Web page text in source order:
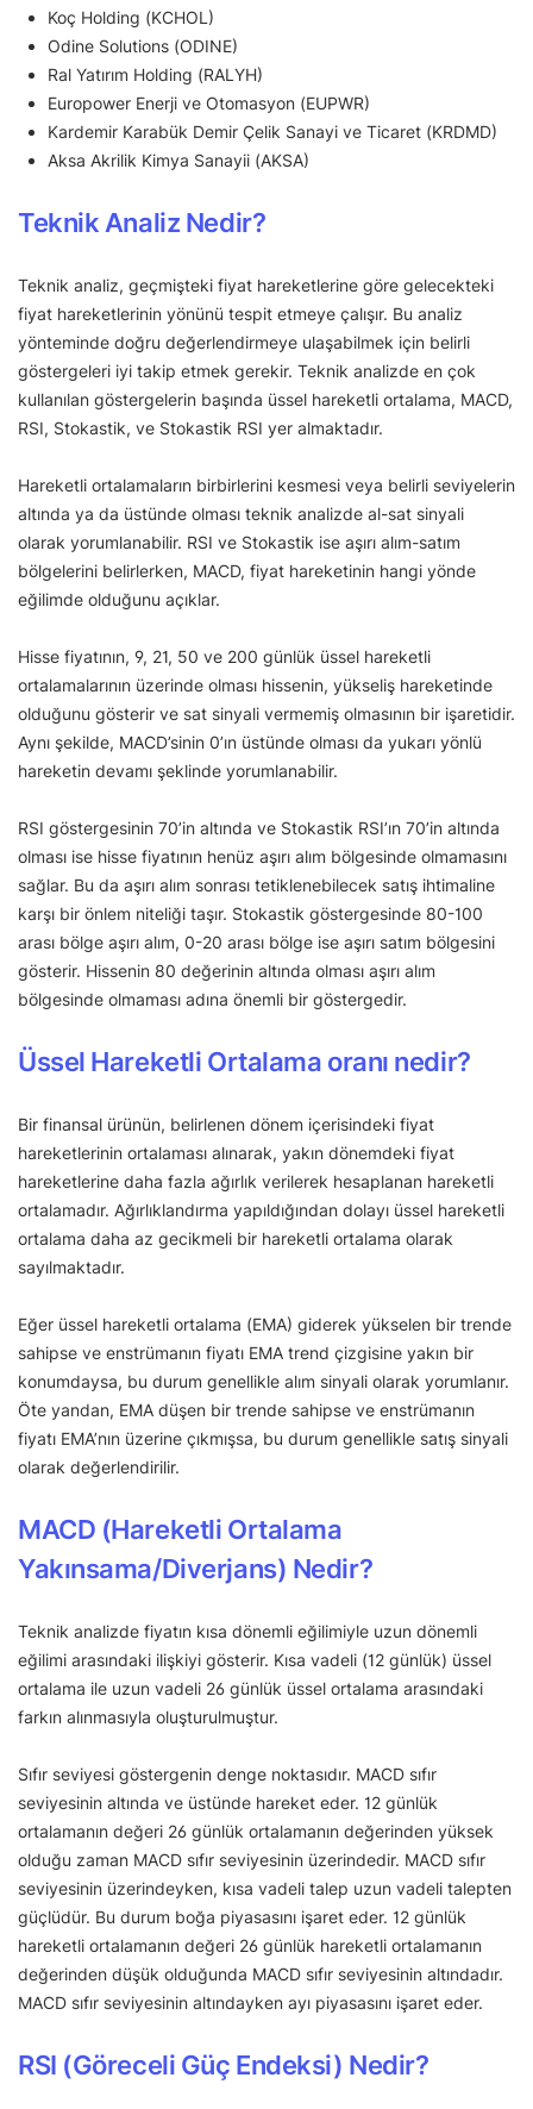
Koç Holding (KCHOL)
Odine Solutions (ODINE)
Ral Yatırım Holding (RALYH)
Europower Enerji ve Otomasyon (EUPWR)
Kardemir Karabük Demir Çelik Sanayi ve Ticaret (KRDMD)
Aksa Akrilik Kimya Sanayii (AKSA)
Teknik Analiz Nedir?
Teknik analiz, geçmişteki fiyat hareketlerine göre gelecekteki
fiyat hareketlerinin yönünü tespit etmeye çalışır. Bu analiz
yönteminde doğru değerlendirmeye ulaşabilmek için belirli
göstergeleri iyi takip etmek gerekir. Teknik analizde en çok
kullanılan göstergelerin başında üssel hareketli ortalama, MACD,
RSI, Stokastik, ve Stokastik RSI yer almaktadır.
Hareketli ortalamaların birbirlerini kesmesi veya belirli seviyelerin
altında ya da üstünde olması teknik analizde al-sat sinyali
olarak yorumlanabilir. RSI ve Stokastik ise aşırı alım-satım
bölgelerini belirlerken, MACD, fiyat hareketinin hangi yönde
eğilimde olduğunu açıklar.
Hisse fiyatının, 9, 21, 50 ve 200 günlük üssel hareketli
ortalamalarının üzerinde olması hissenin, yükseliş hareketinde
olduğunu gösterir ve sat sinyali vermemiş olmasının bir işaretidir.
Aynı şekilde, MACD’sinin 0’ın üstünde olması da yukarı yönlü
hareketin devamı şeklinde yorumlanabilir.
RSI göstergesinin 70’in altında ve Stokastik RSI’ın 70’in altında
olması ise hisse fiyatının henüz aşırı alım bölgesinde olmamasını
sağlar. Bu da aşırı alım sonrası tetiklenebilecek satış ihtimaline
karşı bir önlem niteliği taşır. Stokastik göstergesinde 80-100
arası bölge aşırı alım, 0-20 arası bölge ise aşırı satım bölgesini
gösterir. Hissenin 80 değerinin altında olması aşırı alım
bölgesinde olmaması adına önemli bir göstergedir.
Üssel Hareketli Ortalama oranı nedir?
Bir finansal ürünün, belirlenen dönem içerisindeki fiyat
hareketlerinin ortalaması alınarak, yakın dönemdeki fiyat
hareketlerine daha fazla ağırlık verilerek hesaplanan hareketli
ortalamadır. Ağırlıklandırma yapıldığından dolayı üssel hareketli
ortalama daha az gecikmeli bir hareketli ortalama olarak
sayılmaktadır.
Eğer üssel hareketli ortalama (EMA) giderek yükselen bir trende
sahipse ve enstrümanın fiyatı EMA trend çizgisine yakın bir
konumdaysa, bu durum genellikle alım sinyali olarak yorumlanır.
Öte yandan, EMA düşen bir trende sahipse ve enstrümanın
fiyatı EMA’nın üzerine çıkmışsa, bu durum genellikle satış sinyali
olarak değerlendirilir.
MACD (Hareketli Ortalama
Yakınsama/Diverjans) Nedir?
Teknik analizde fiyatın kısa dönemli eğilimiyle uzun dönemli
eğilimi arasındaki ilişkiyi gösterir. Kısa vadeli (12 günlük) üssel
ortalama ile uzun vadeli 26 günlük üssel ortalama arasındaki
farkın alınmasıyla oluşturulmuştur.
Sıfır seviyesi göstergenin denge noktasıdır. MACD sıfır
seviyesinin altında ve üstünde hareket eder. 12 günlük
ortalamanın değeri 26 günlük ortalamanın değerinden yüksek
olduğu zaman MACD sıfır seviyesinin üzerindedir. MACD sıfır
seviyesinin üzerindeyken, kısa vadeli talep uzun vadeli talepten
güçlüdür. Bu durum boğa piyasasını işaret eder. 12 günlük
hareketli ortalamanın değeri 26 günlük hareketli ortalamanın
değerinden düşük olduğunda MACD sıfır seviyesinin altındadır.
MACD sıfır seviyesinin altındayken ayı piyasasını işaret eder.
RSI (Göreceli Güç Endeksi) Nedir?